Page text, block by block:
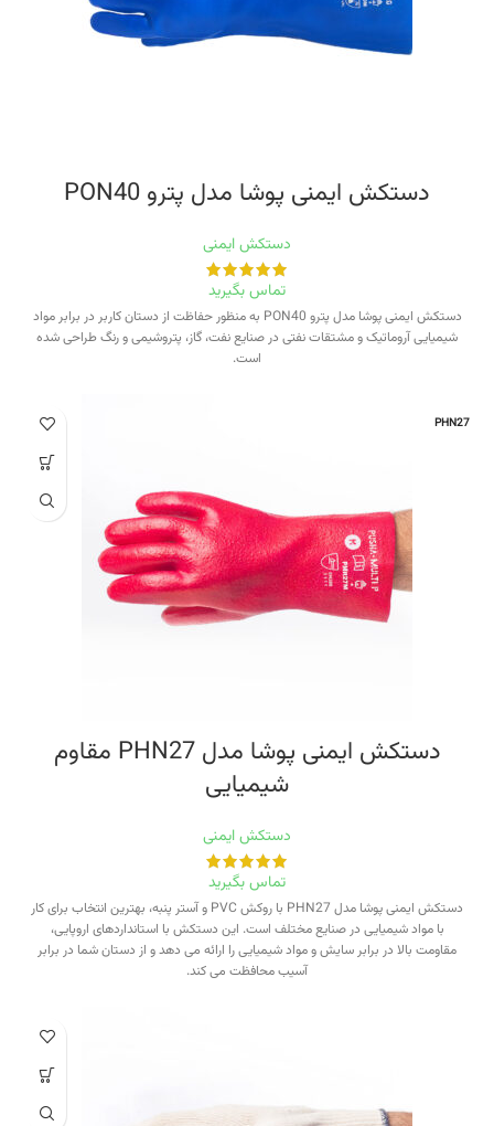
دستکش ایمنی پوشا مدل پترو PON40
دستکش ایمنی
تماس بگیرید
دستکش ایمنی پوشا مدل پترو PON40 به منظور حفاظت از دستان کاربر در برابر مواد
شیمیایی آروماتیک و مشتقات نفتی در صنایع نفت، گاز، پتروشیمی و رنگ طراحی شده
است.
PHN27
دستکش ایمنی پوشا مدل PHN27 مقاوم
شیمیایی
دستکش ایمنی
تماس بگیرید
دستکش ایمنی پوشا مدل PHN27 با روکش PVC و آستر پنبه، بهترین انتخاب برای کار
با مواد شیمیایی در صنایع مختلف است. این دستکش با استانداردهای اروپایی،
مقاومت بالا در برابر سایش و مواد شیمیایی را ارائه می دهد و از دستان شما در برابر
آسیب محافظت می کند.